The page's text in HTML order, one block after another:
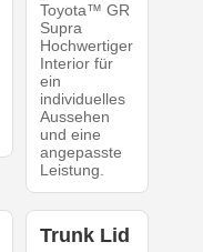
Toyota™ GR
Supra
Hochwertiger
Interior für
ein
individuelles
Aussehen
und eine
angepasste
Leistung.
Trunk Lid